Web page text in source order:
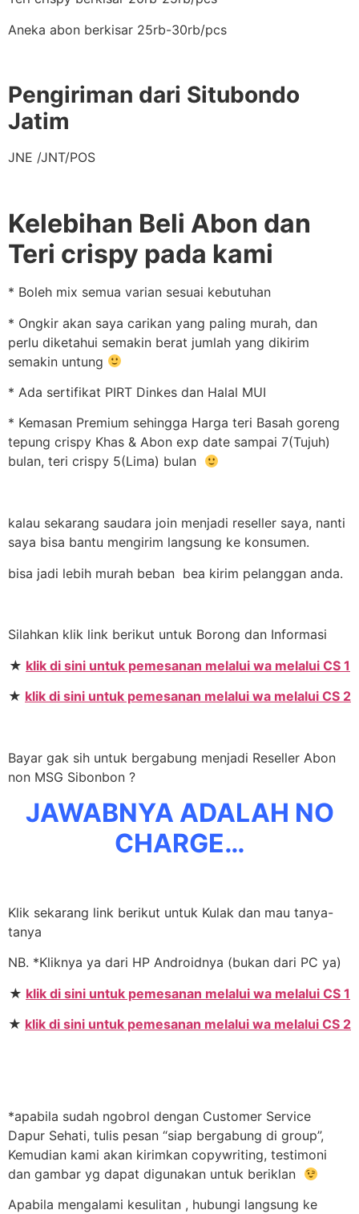
Aneka abon berkisar 25rb-30rb/pcs
Pengiriman dari Situbondo
Jatim
JNE /JNT/POS
Kelebihan Beli Abon dan
Teri crispy pada kami
* Boleh mix semua varian sesuai kebutuhan
* Ongkir akan saya carikan yang paling murah, dan
perlu diketahui semakin berat jumlah yang dikirim
semakin untung
* Ada sertifikat PIRT Dinkes dan Halal MUI
* Kemasan Premium sehingga Harga teri Basah goreng
tepung crispy Khas & Abon exp date sampai 7(Tujuh)
bulan, teri crispy 5(Lima) bulan
kalau sekarang saudara join menjadi reseller saya, nanti
saya bisa bantu mengirim langsung ke konsumen.
bisa jadi lebih murah beban bea kirim pelanggan anda.
Silahkan klik link berikut untuk Borong dan Informasi
★ klik di sini untuk pemesanan melalui wa melalui CS 1
★ klik di sini untuk pemesanan melalui wa melalui CS 2
Bayar gak sih untuk bergabung menjadi Reseller Abon
non MSG Sibonbon ?
JAWABNYA ADALAH NO
CHARGE…
Klik sekarang link berikut untuk Kulak dan mau tanya-
tanya
NB. *Kliknya ya dari HP Androidnya (bukan dari PC ya)
★ klik di sini untuk pemesanan melalui wa melalui CS 1
★ klik di sini untuk pemesanan melalui wa melalui CS 2
*apabila sudah ngobrol dengan Customer Service
Dapur Sehati, tulis pesan “siap bergabung di group”,
Kemudian kami akan kirimkan copywriting, testimoni
dan gambar yg dapat digunakan untuk beriklan
Apabila mengalami kesulitan , hubungi langsung ke